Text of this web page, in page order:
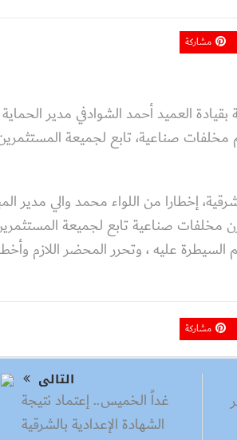
مشاركة
العميد أحمد الشوادفي مدير الحماية
صناعية، تابع لجميعة
إخطارا من اللواء محمد والي مدير
مخلفات صناعية تابع لجميعة
عليه ، وتحرر المحضر اللازم
مشاركة
التالى
غداً الخميس.. إعتماد نتيجة
الشهادة الإعدادية بالشرقية